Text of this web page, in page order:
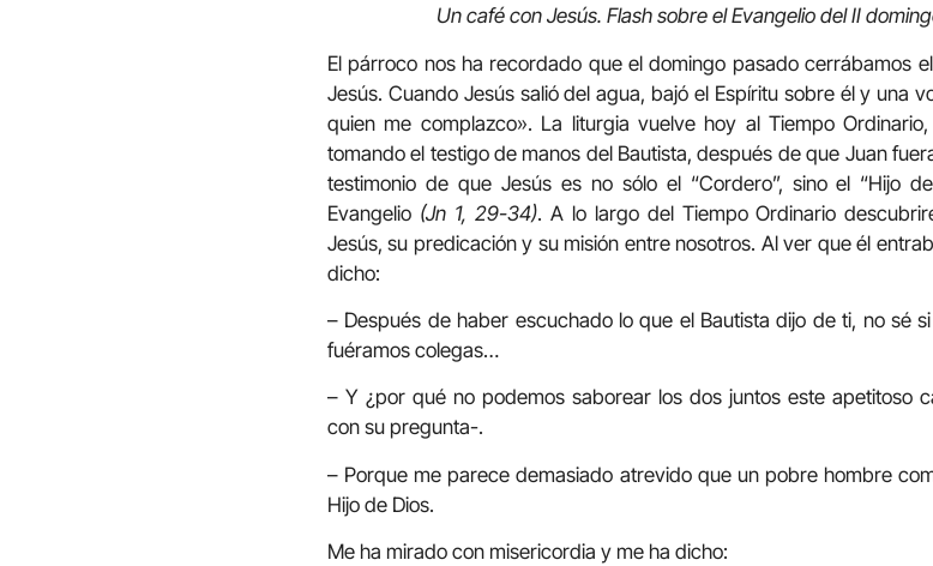
Un café con Jesús. Flash sobre el Evangelio del II
El párroco nos ha recordado que el domingo pasado cerrábamos
Jesús. Cuando Jesús salió del agua, bajó el Espíritu sobre él y una
quien me complazco». La liturgia vuelve hoy al Tiempo
tomando el testigo de manos del Bautista, después de que Juan
testimonio de que Jesús es no sólo el “Cordero”, sino el “Hijo
Evangelio (Jn 1, 29-34). A lo largo del Tiempo Ordinario
Jesús, su predicación y su misión entre nosotros. Al ver que él
dicho:
– Después de haber escuchado lo que el Bautista dijo de ti, no sé
fuéramos colegas…
– Y ¿por qué no podemos saborear los dos juntos este apetitoso
con su pregunta-.
– Porque me parece demasiado atrevido que un pobre hombre
Hijo de Dios.
Me ha mirado con misericordia y me ha dicho: